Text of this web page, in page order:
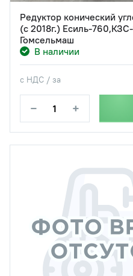
Редуктор конический
(с 2018г.) Есиль-
Гомсельмаш
В наличии
с НДС / за
− +